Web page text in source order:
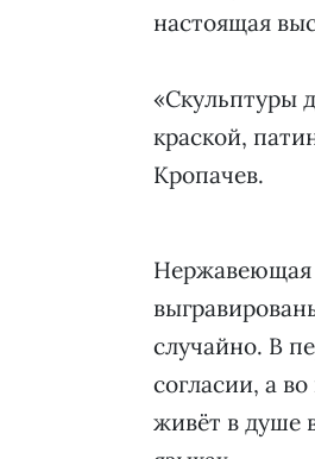
настоящая
«Скульптуры
краской,
Кропачев.
Нержавеющая
случайно. В
согласии, а
живёт в душе